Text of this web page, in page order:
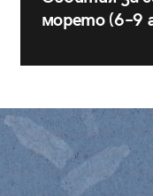
морето (6–9